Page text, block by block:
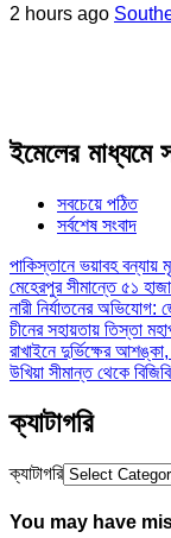
2 hours ago
ইমেলের মাধ্যমে
সবচেয়ে পঠিত
সর্বশেষ সংবাদ
পাকিস্তানে ভয়াবহ
মেহেরপুর সীমান্তে ৫১
নারী নির্যাতনের অভিযোগ:
চীনের সহায়তায় তিস্তা
রাখাইনে দুর্ভিক্ষের
উখিয়া সীমান্ত থেকে
ক্যাটাগরি
ক্যাটাগরি
You may have